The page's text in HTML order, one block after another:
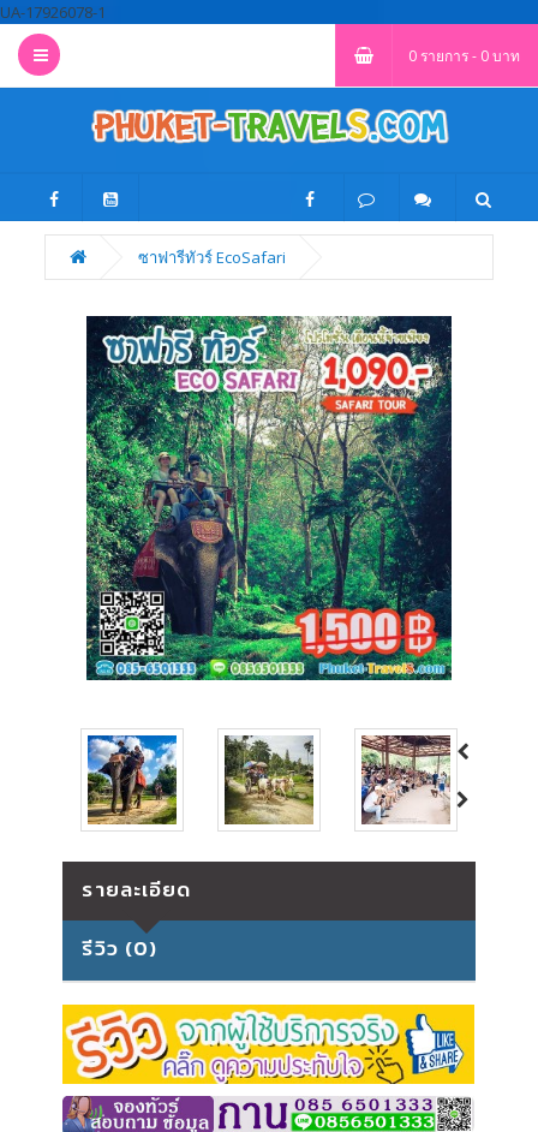
UA-17926078-1
0 รายการ - 0 บาท
ซาฟารีทัวร์ EcoSafari
รายละเอียด
รีวิว (0)